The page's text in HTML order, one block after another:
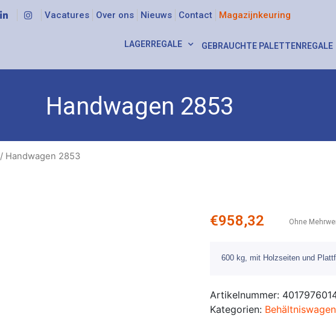
Vacatures Over ons Nieuws Contact Magazijnkeuring
LAGERREGALE GEBRAUCHTE PALETTENREGALE
Handwagen 2853
/ Handwagen 2853
€958,32 Ohne
600 kg, mit Holzseiten und
Artikelnummer:
Kategorien: Behältniswagen